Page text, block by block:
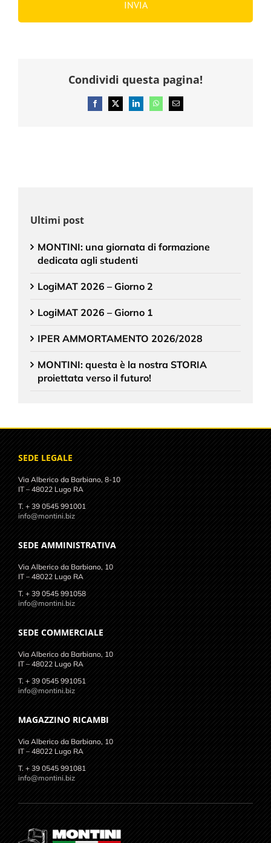
Condividi questa pagina!
Facebook
X LinkedInWhatsAppEmail
Ultimi post
MONTINI: una giornata di formazione
dedicata agli studenti
LogiMAT 2026 – Giorno 2
LogiMAT 2026 – Giorno 1
IPER AMMORTAMENTO 2026/2028
MONTINI: questa è la nostra STORIA
proiettata verso il futuro!
SEDE LEGALE
Via Alberico da Barbiano, 8-10
IT – 48022 Lugo RA
T. + 39 0545 991001
info@montini.biz
SEDE AMMINISTRATIVA
Via Alberico da Barbiano, 10
IT – 48022 Lugo RA
T. + 39 0545 991058
info@montini.biz
SEDE COMMERCIALE
Via Alberico da Barbiano, 10
IT – 48022 Lugo RA
T. + 39 0545 991051
info@montini.biz
MAGAZZINO RICAMBI
Via Alberico da Barbiano, 10
IT – 48022 Lugo RA
T. + 39 0545 991081
info@montini.biz